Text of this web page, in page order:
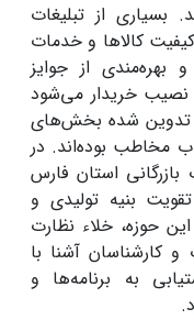
بسیاری از تبلیغات
کالاها و خدمات
بهره‌مندی از جوایز
نصیب خریدار می‌شود
تدوین شده بخش‌های
مخاطب بوده‌اند. در
استان فارس
بنیه تولیدی و
حوزه، خلاء نظارت
کارشناسان آشنا با
به برنامه‌ها و